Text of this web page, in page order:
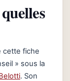
cette fiche
» sous la
. Son